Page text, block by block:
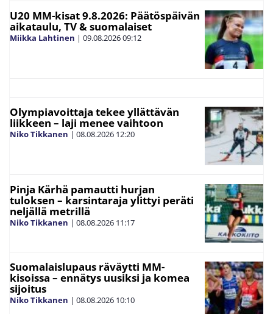
U20 MM-kisat 9.8.2026: Päätöspäivän
aikataulu, TV & suomalaiset
Miikka Lahtinen | 09.08.202609:12
Olympiavoittaja tekee yllättävän
liikkeen – laji menee vaihtoon
Niko Tikkanen | 08.08.2026 12:20
Pinja Kärhä pamautti hurjan
tuloksen – karsintaraja ylittyi peräti
neljällä metrillä
Niko Tikkanen | 08.08.2026 11:17
Suomalaislupaus räväytti MM-
kisoissa – ennätys uusiksi ja komea
sijoitus
Niko Tikkanen | 08.08.2026 10:10